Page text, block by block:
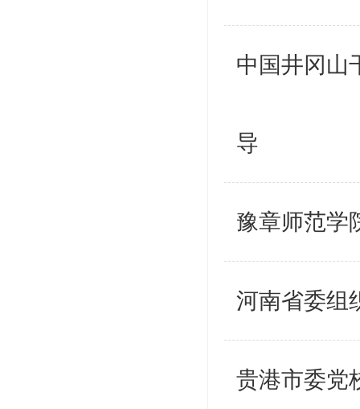
中国井冈山
导
豫章师范学
河南省委组
贵港市委党